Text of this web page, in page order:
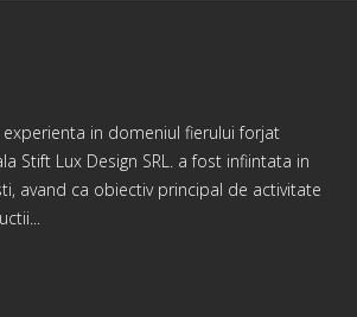
in domeniul fierului forjat
Stift Lux Design SRL. a fost infiintata in
avand ca obiectiv principal de activitate